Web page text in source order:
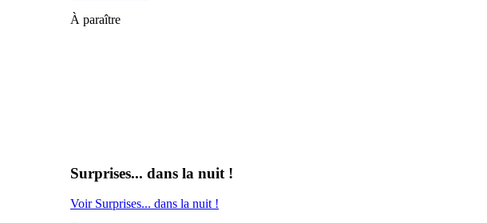
À paraître
Surprises... dans la nuit !
Voir Surprises... dans la nuit !